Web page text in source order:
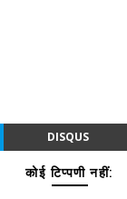
DISQUS
कोई टिप्पणी नहीं: